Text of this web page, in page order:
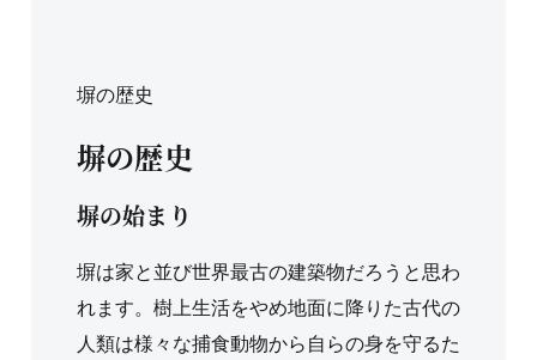
塀の歴史
塀の歴史
塀の始まり
塀は家と並び世界最古の建築物だろうと思わ
れます。樹上生活をやめ地面に降りた古代の
人類は様々な捕食動物から自らの身を守るた